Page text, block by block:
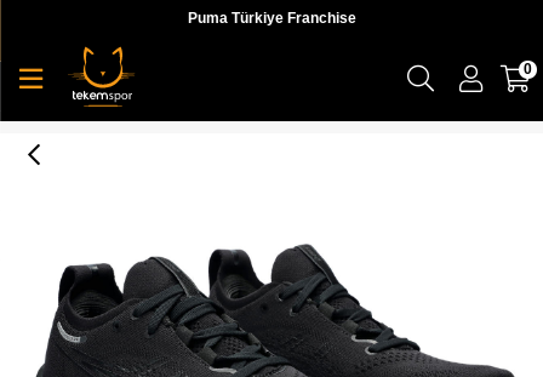
Puma Türkiye Franchise
0